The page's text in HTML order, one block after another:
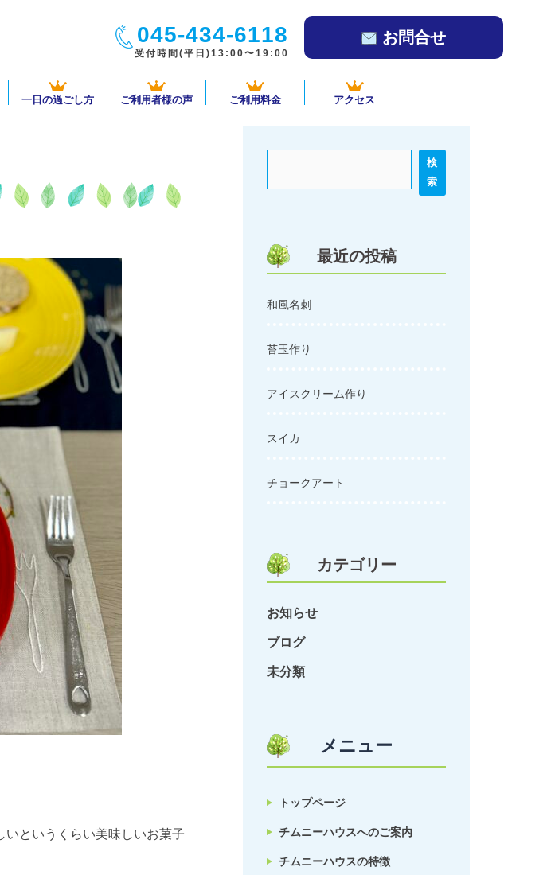
045-434-6118
受付時間(平日)13:00〜19:00
お問合せ
一日の過ごし方 ご利用者様の声 ご利用料金 アクセス
いというくらい美味しいお菓子
検
索
最近の投稿
和風名刺
苔玉作り
アイスクリーム作り
スイカ
チョークアート
カテゴリー
お知らせ
ブログ
未分類
メニュー
トップページ
チムニーハウスへのご案内
チムニーハウスの特徴